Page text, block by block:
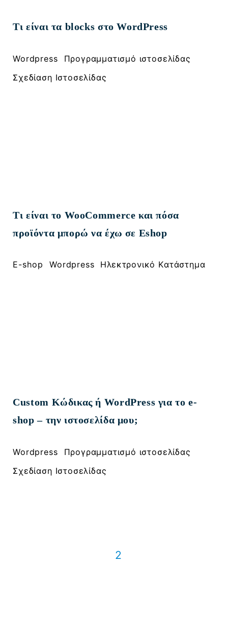
2107000917
Τι είναι τα blocks στο WordPress
Wordpress Προγραμματισμό ιστοσελίδας
Σχεδίαση Ιστοσελίδας
Τι είναι το WooCommerce και πόσα
προϊόντα μπορώ να έχω σε Eshop
E-shop , Wordpress Ηλεκτρονικό Κατάστημα
Custom Κώδικας ή WordPress για το e-
shop – την ιστοσελίδα μου;
Wordpress Προγραμματισμό ιστοσελίδας
Σχεδίαση Ιστοσελίδας
2